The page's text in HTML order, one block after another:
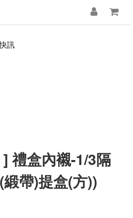
訊
禮盒內襯-1/3隔
帶)提盒(方))